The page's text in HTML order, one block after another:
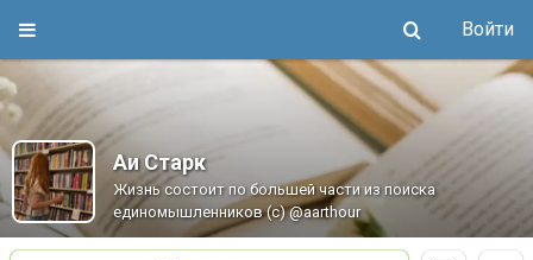
Войти
Аи Старк
Жизнь состоит по большей части из поиска
единомышленников (с) @aarthour